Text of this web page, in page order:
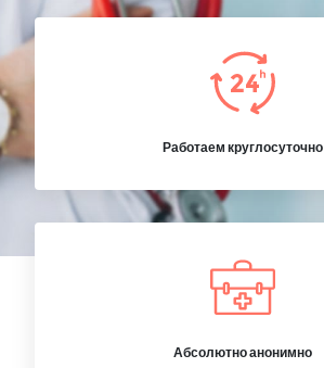
Работаем круглосуточно
Абсолютно анонимно